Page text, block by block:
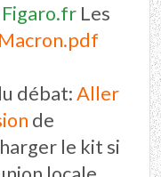
Les
débat:Aller
de
le kit si